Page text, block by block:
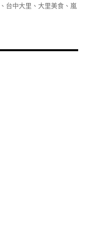
、 台中大里 、大里美食 、 嵐